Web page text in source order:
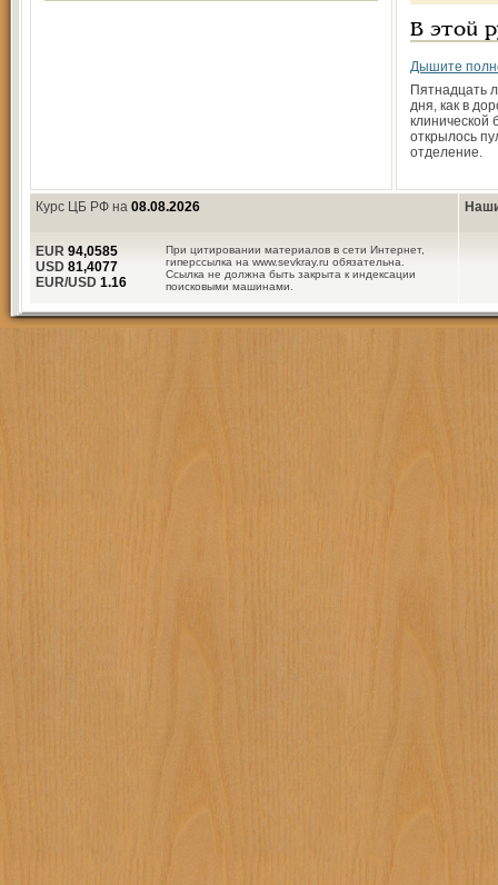
В этой
Дышите
Пятнадцать
дня, как в
клинической
открылось
отделение.
Курс ЦБ РФ на 08.08.2026
При цитировании материалов в сети Интернет,
гиперссылка на www.sevkray.ru обязательна.
Ссылка не должна быть закрыта к индексации
поисковыми машинами.
EUR 94,0585
USD 81,4077
EUR/USD 1.16